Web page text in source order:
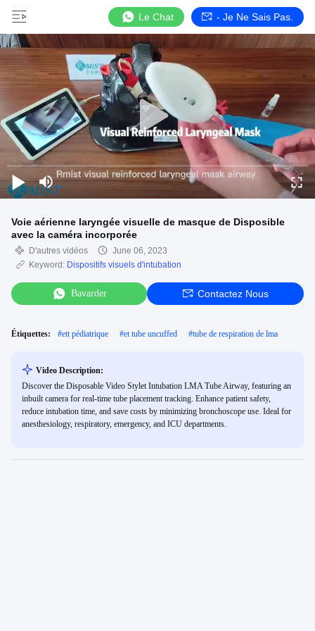
Le Chat - Je Ne Sais Pas.
Voie aérienne laryngée visuelle de masque de Disposible
avec la caméra incorporée
D'autres vidéos
June 06, 2023
Keyword: Dispositifs visuels d'intubation
Bavarder Contactez Nous
Étiquettes: #ett pédiatrique #et tube uncuffed #tube de respiration de lma
Video Description:
Discover the Disposable Video Stylet Intubation LMA Tube Airway, featuring an
inbuilt camera for real-time tube placement tracking. Enhance patient safety,
reduce intubation time, and save costs by minimizing bronchoscope use. Ideal for
anesthesiology, respiratory, emergency, and ICU departments.